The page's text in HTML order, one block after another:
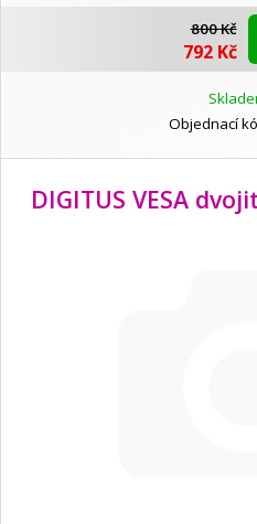
800 Kč
792 Kč
Objednací